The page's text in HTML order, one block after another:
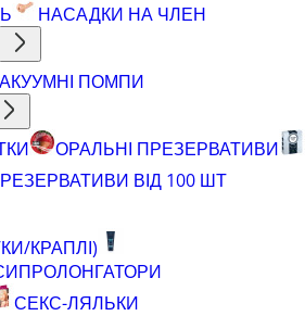
НАСАДКИ НА ЧЛЕН
ПОМПИ
ОРАЛЬНІ ПРЕЗЕРВАТИВИ
ВІД 100 ШТ
КРАПЛІ)
ПРОЛОНГАТОРИ
СЕКС-ЛЯЛЬКИ